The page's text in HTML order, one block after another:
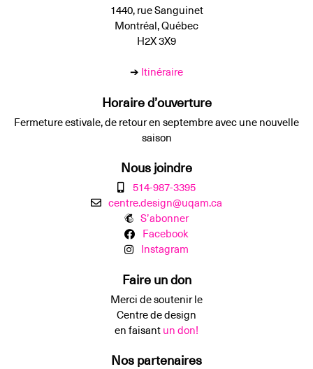
1440, rue Sanguinet
Montréal, Québec
H2X 3X9
➔ Itinéraire
Horaire d’ouverture
Fermeture estivale, de retour en septembre avec une nouvelle
saison
Nous joindre
514-987-3395
centre.design@uqam.ca
S’abonner
Facebook
Instagram
Faire un don
Merci de soutenir le
Centre de design
en faisant un don!
Nos partenaires